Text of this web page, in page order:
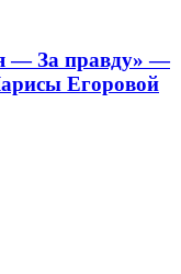
— За правду» —
Егоровой